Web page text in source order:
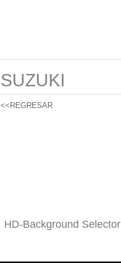
SUZUKI
<<REGRESAR
HD-Background Selector